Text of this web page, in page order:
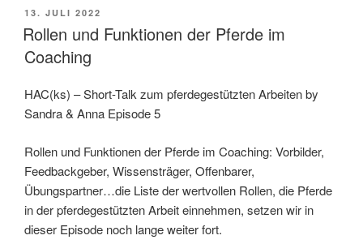
heißt
auch:
wissen,
wann
das
Wasser
genug
ist.“
VERÖFFENTLICHT
AM
13. JULI 2022
Rollen und Funktionen der Pferde im
Coaching
HAC(ks) – Short-Talk zum pferdegestützten Arbeiten by
Sandra & Anna Episode 5
Rollen und Funktionen der Pferde im Coaching: Vorbilder,
Feedbackgeber, Wissensträger, Offenbarer,
Übungspartner…die Liste der wertvollen Rollen, die Pferde
in der pferdegestützten Arbeit einnehmen, setzen wir in
dieser Episode noch lange weiter fort.